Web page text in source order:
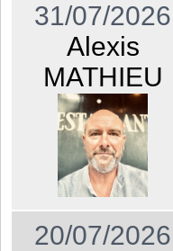
31/07/2026
Alexis
MATHIEU
20/07/2026